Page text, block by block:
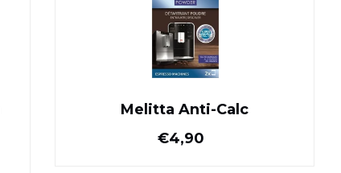
Melitta Anti-Calc
Normale prijs
€4,90